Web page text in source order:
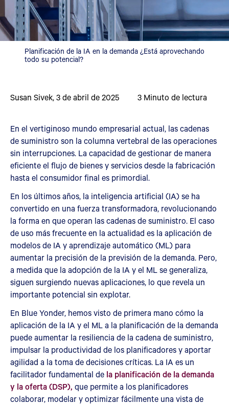
Planificación de la IA en la demanda ¿Está aprovechando
todo su potencial?
Susan Sivek,3 de abril de 2025 3 Minuto de lectura
En el vertiginoso mundo empresarial actual, las cadenas
de suministro son la columna vertebral de las operaciones
sin interrupciones. La capacidad de gestionar de manera
eficiente el flujo de bienes y servicios desde la fabricación
hasta el consumidor final es primordial.
En los últimos años, la inteligencia artificial (IA) se ha
convertido en una fuerza transformadora, revolucionando
la forma en que operan las cadenas de suministro. El caso
de uso más frecuente en la actualidad es la aplicación de
modelos de IA y aprendizaje automático (ML) para
aumentar la precisión de la previsión de la demanda. Pero,
a medida que la adopción de la IA y el ML se generaliza,
siguen surgiendo nuevas aplicaciones, lo que revela un
importante potencial sin explotar.
En Blue Yonder, hemos visto de primera mano cómo la
aplicación de la IA y el ML a la planificación de la demanda
puede aumentar la resiliencia de la cadena de suministro,
impulsar la productividad de los planificadores y aportar
agilidad a la toma de decisiones críticas. La IA es un
facilitador fundamental de la planificación de la demanda
y la oferta (DSP), que permite a los planificadores
colaborar, modelar y optimizar fácilmente una vista de